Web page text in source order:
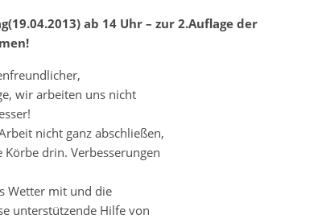
ab 14 Uhr – zur 2.Auflage der
wir arbeiten uns nicht
nicht ganz abschließen,
drin. Verbesserungen
Wetter mit und die
unterstützende Hilfe von